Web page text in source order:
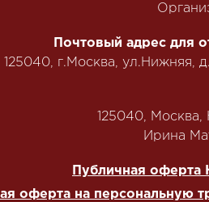
Почтовый адрес для
125040, г.Москва, ул.Нижняя,
125040,
‭Ирина
Публичная оферта
оферта на персональную